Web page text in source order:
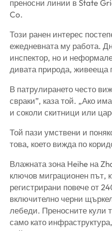
преносни линии в State
Co.
Този ранен интерес
ежедневната му работа.
инспектор, но и
дивата природа, живееща
В патрулирането често
свраки”, каза той. „Ако
и соколи скитници или
Той пази умствени и
това, което вижда по
Влажната зона Heihe на
ключов миграционен път,
регистрирани повече от
включително черни
лебеди. Преносните кули
само като